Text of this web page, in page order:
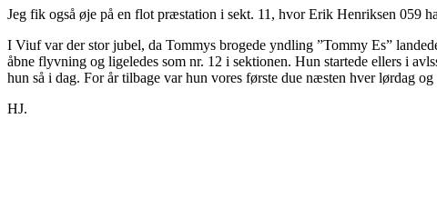
Jeg fik også øje på en flot præstation i sekt. 11, hvor Erik Henriksen 059
I Viuf var der stor jubel, da Tommys brogede yndling ”Tommy Es”
åbne flyvning og ligeledes som nr. 12 i sektionen. Hun startede ellers i
hun så i dag. For år tilbage var hun vores første due næsten hver lørdag
HJ.